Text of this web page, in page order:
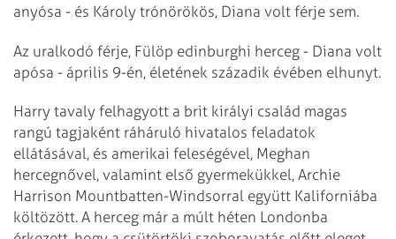
anyósa - és Károly trónörökös, Diana volt férje sem.
Az uralkodó férje, Fülöp edinburghi herceg - Diana volt
apósa - április 9-én, életének századik évében elhunyt.
Harry tavaly felhagyott a brit királyi család magas
rangú tagjaként ráháruló hivatalos feladatok
ellátásával, és amerikai feleségével, Meghan
hercegnővel, valamint első gyermekükkel, Archie
Harrison Mountbatten-Windsorral együtt Kaliforniába
költözött. A herceg már a múlt héten Londonba